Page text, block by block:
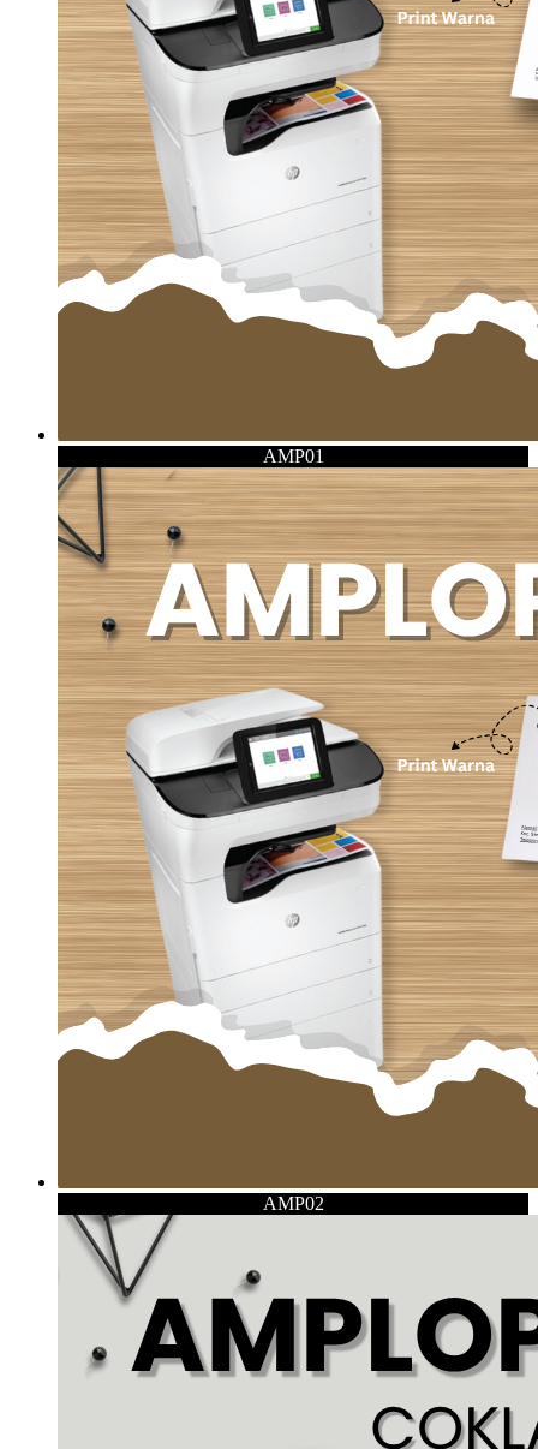
AMP01
AMP02